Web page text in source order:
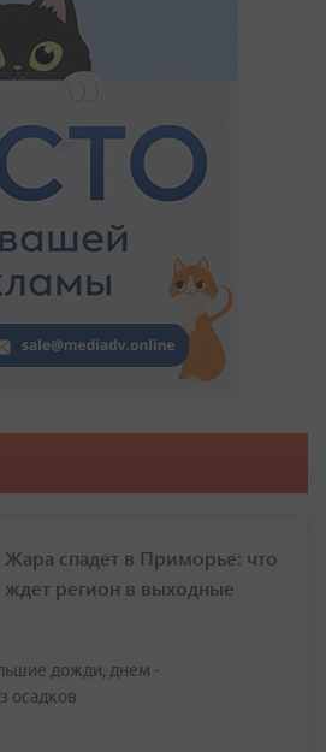
Жара спадет в Приморье: что
ждет регион в выходные
дожди, днем -
осадков